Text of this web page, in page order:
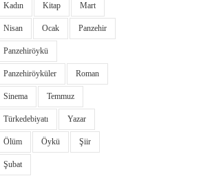
Kadın Kitap Mart
Nisan Ocak Panzehir
Panzehiröykü
Panzehiröyküler Roman
Sinema Temmuz
Türkedebiyatı Yazar
Ölüm Öykü Şiir
Şubat